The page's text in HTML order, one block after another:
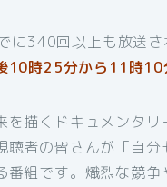
340回以上も放送
10時25分から11時10
を描くドキュメンタリ
者の皆さんが「自
組です。熾烈な競争